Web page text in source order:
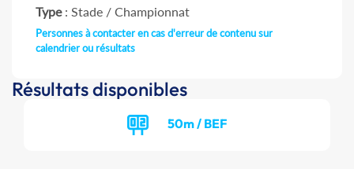
Type: Stade / Championnat
Personnes à contacter en cas d'erreur de contenu sur
calendrier ou résultats
Résultats disponibles
50m / BEF